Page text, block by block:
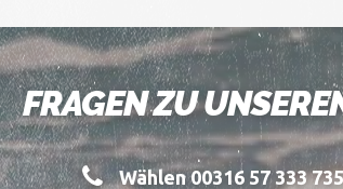
FRAGEN ZU
Wählen 00316 57 333 735